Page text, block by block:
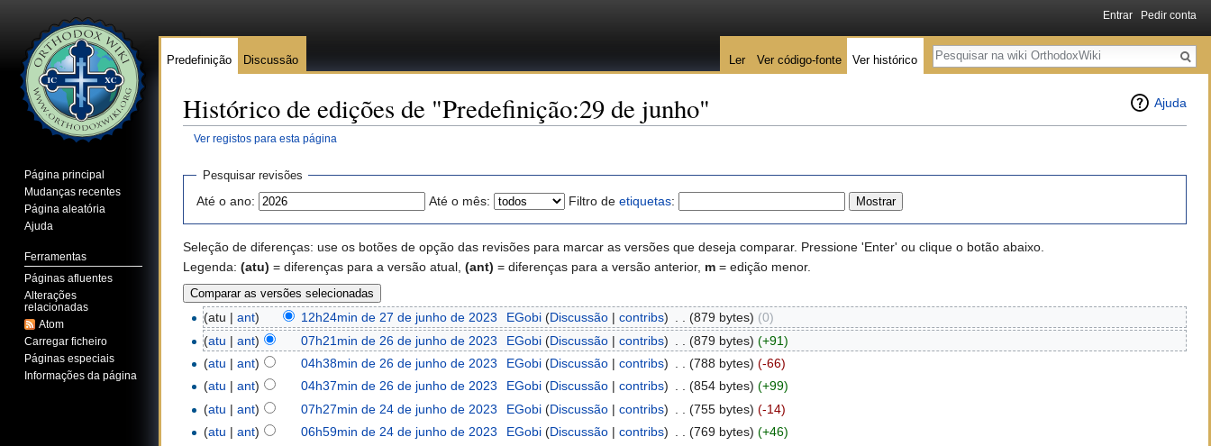
Ajuda
Histórico de edições de "Predefinição:29 de junho"
Ver registos para esta página
Pesquisar revisões
Até o ano: Até o mês: Filtro de etiquetas:
Seleção de diferenças: use os botões de opção das revisões para marcar as versões que deseja comparar. Pressione 'Enter' ou clique o botão abaixo.
Legenda: (atu) = diferenças para a versão atual, (ant) = diferenças para a versão anterior, m = edição menor.
(atu |ant) 12h24min de 27 de junho de 2023 EGobi (Discussão| contribs) (879 bytes) (0)
(atu |ant) 07h21min de 26 de junho de 2023 EGobi (Discussão| contribs) (879 bytes) (+91)
(atu |ant) 04h38min de 26 de junho de 2023 EGobi (Discussão| contribs) (788 bytes) (-66)
(atu |ant) 04h37min de 26 de junho de 2023 EGobi (Discussão| contribs) . . (854 bytes) (+99)
(atu |ant) 07h27min de 24 de junho de 2023 EGobi (Discussão| contribs) (755 bytes) (-14)
(atu |ant) 06h59min de 24 de junho de 2023 EGobi (Discussão| contribs) (769 bytes) (+46)
Entrar Pedir conta
Predefinição Discussão Ler Ver código-fonte Ver histórico
Pesquisa
Página principal
Mudanças recentes
Página aleatória
Ajuda
Ferramentas
Páginas afluentes
Alterações
relacionadas
Atom
Carregar ficheiro
Páginas especiais
Informações da página